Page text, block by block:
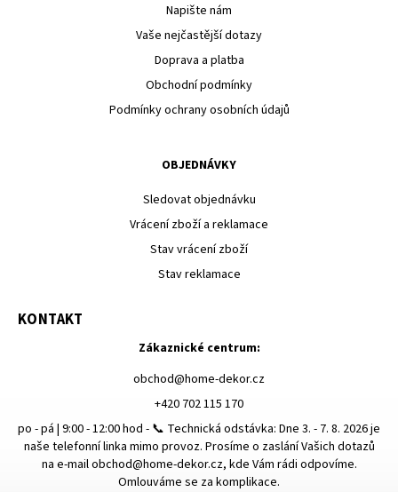
Napište nám
Vaše nejčastější dotazy
Doprava a platba
Obchodní podmínky
Podmínky ochrany osobních údajů
OBJEDNÁVKY
Sledovat objednávku
Vrácení zboží a reklamace
Stav vrácení zboží
Stav reklamace
KONTAKT
Zákaznické centrum:
obchod@home-dekor.cz
+420 702 115 170
po - pá | 9:00 - 12:00 hod - 📞 Technická odstávka: Dne 3. - 7. 8. 2026 je
naše telefonní linka mimo provoz. Prosíme o zaslání Vašich dotazů
na e-mail obchod@home-dekor.cz, kde Vám rádi odpovíme.
Omlouváme se za komplikace.